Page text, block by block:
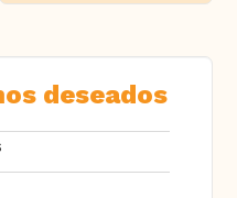
deseados